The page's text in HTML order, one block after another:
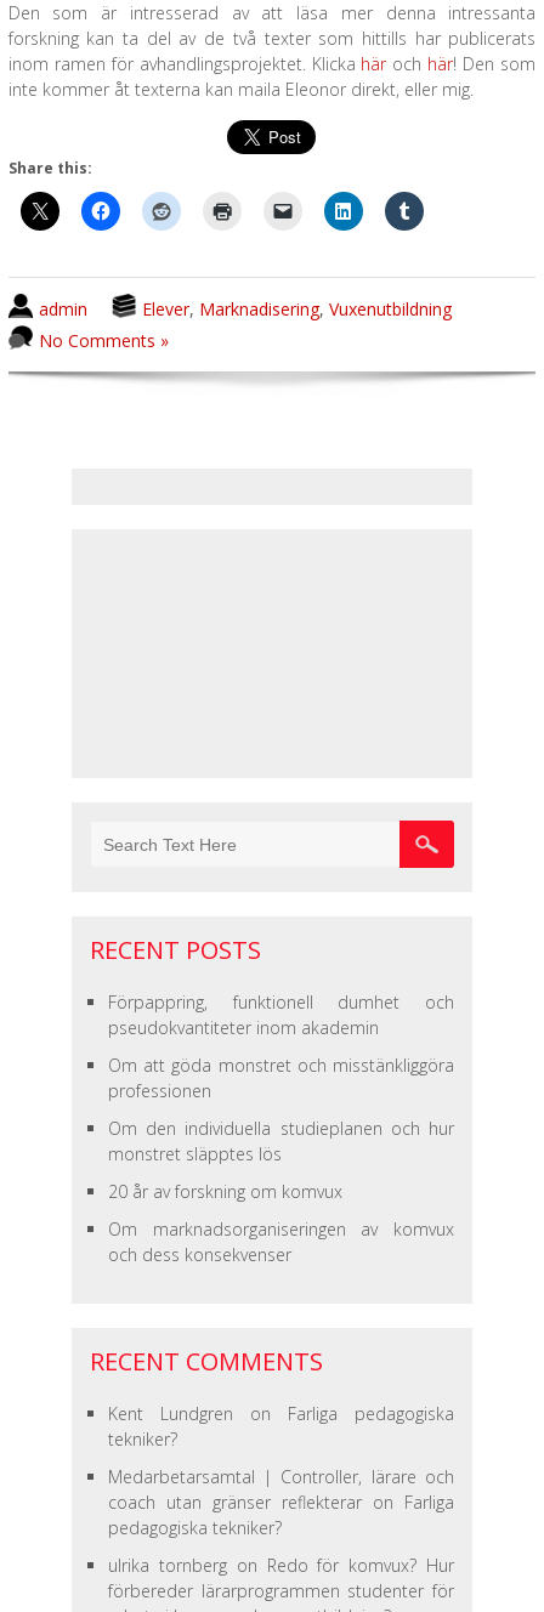
Den som är intresserad av att läsa mer denna intressanta
forskning kan ta del av de två texter som hittills har publicerats
inom ramen för avhandlingsprojektet. Klicka häroch här! Den som
inte kommer åt texterna kan maila Eleonor direkt, eller mig.
Share this:
admin Elever, Marknadisering, Vuxenutbildning
No Comments »
RECENT POSTS
Förpappring, funktionell dumhet och
pseudokvantiteter inom akademin
Om att göda monstret och misstänkliggöra
professionen
Om den individuella studieplanen och hur
monstret släpptes lös
20 år av forskning om komvux
Om marknadsorganiseringen av komvux
och dess konsekvenser
RECENT COMMENTS
Kent Lundgren on Farliga pedagogiska
tekniker?
Medarbetarsamtal | Controller, lärare och
coach utan gränser reflekteraron Farliga
pedagogiska tekniker?
ulrika tornbergon Redo för komvux? Hur
förbereder lärarprogrammen studenter för